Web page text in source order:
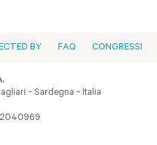
BY FAQ CONGRESSI
- Sardegna - Italia